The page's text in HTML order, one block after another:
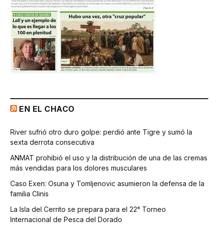
EN EL CHACO
River sufrió otro duro golpe: perdió ante Tigre y sumó la
sexta derrota consecutiva
ANMAT prohibió el uso y la distribución de una de las cremas
más vendidas para los dolores musculares
Caso Exen: Osuna y Tomljenovic asumieron la defensa de la
familia Clinis
La Isla del Cerrito se prepara para el 22° Torneo
Internacional de Pesca del Dorado